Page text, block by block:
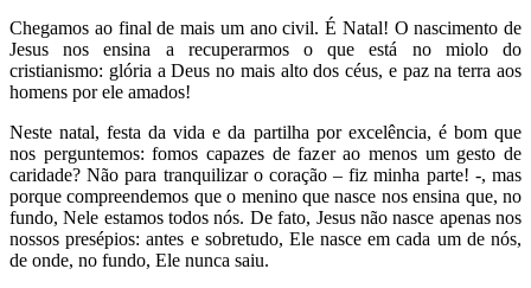
Chegamos ao final de mais um ano civil. É Natal! O nascimento de
Jesus nos ensina a recuperarmos o que está no miolo do
cristianismo: glória a Deus no mais alto dos céus, e paz na terra aos
homens por ele amados!
Neste natal, festa da vida e da partilha por excelência, é bom que
nos perguntemos: fomos capazes de fazer ao menos um gesto de
caridade? Não para tranquilizar o coração – fiz minha parte! -, mas
porque compreendemos que o menino que nasce nos ensina que, no
fundo, Nele estamos todos nós. De fato, Jesus não nasce apenas nos
nossos presépios: antes e sobretudo, Ele nasce em cada um de nós,
de onde, no fundo, Ele nunca saiu.